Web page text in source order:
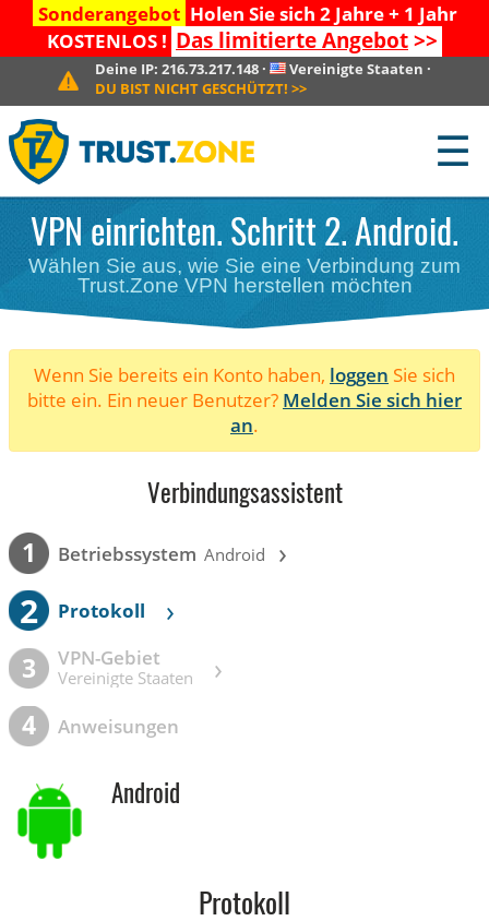
Sonderangebot Holen Sie sich 2 Jahre + 1 Jahr
KOSTENLOS ! Das limitierte Angebot>>
Deine IP: 216.73.217.148· Vereinigte Staaten ·
DU BIST NICHT GESCHÜTZT! >>
☰
VPN einrichten. Schritt 2. Android.
Wählen Sie aus, wie Sie eine Verbindung zum
Trust.Zone VPN herstellen möchten
Wenn Sie bereits ein Konto haben, loggen Sie sich
bitte ein. Ein neuer Benutzer? Melden Sie sich hier
an.
Verbindungsassistent
1 Betriebssystem Android ›
2 Protokoll ›
3 VPN-Gebiet
Vereinigte Staaten ›
4 Anweisungen
Android
Protokoll